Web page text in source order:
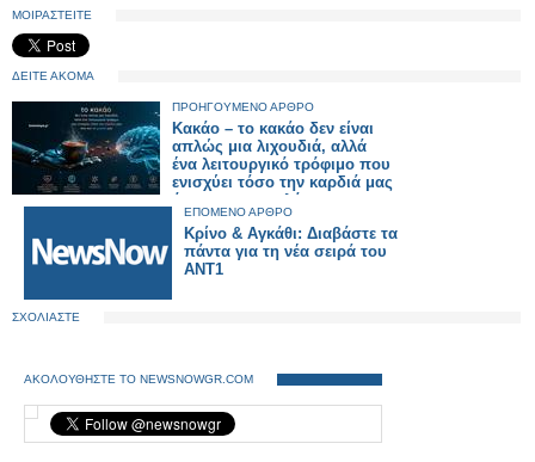
ΜΟΙΡΑΣΤΕΙΤΕ
ΔΕΙΤΕ ΑΚΟΜΑ
ΠΡΟΗΓΟΥΜΕΝΟ ΑΡΘΡΟ
Κακάο – το κακάο δεν είναι
απλώς μια λιχουδιά, αλλά
ένα λειτουργικό τρόφιμο που
ενισχύει τόσο την καρδιά μας
όσο και το μυαλό μας
ΕΠΟΜΕΝΟ ΑΡΘΡΟ
Κρίνο & Αγκάθι: Διαβάστε τα
πάντα για τη νέα σειρά του
ΑΝΤ1
ΣΧΟΛΙΑΣΤΕ
ΑΚΟΛΟΥΘΗΣΤΕ ΤΟ NEWSNOWGR.COM